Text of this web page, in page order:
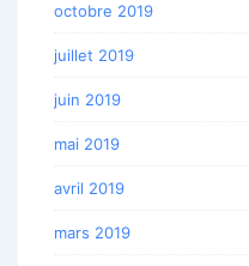
octobre 2019
juillet 2019
juin 2019
mai 2019
avril 2019
mars 2019